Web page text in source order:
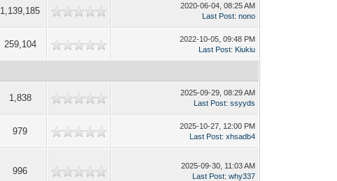
1,139,185
2020-06-04, 08:25 AM
Last Post:nono
259,104
2022-10-05, 09:48 PM
Last Post: Kiukiu
1,838
2025-09-29, 08:29 AM
Last Post:ssyyds
979
2025-10-27, 12:00 PM
Last Post:xhsadb4
996
2025-09-30, 11:03 AM
Last Post:why337